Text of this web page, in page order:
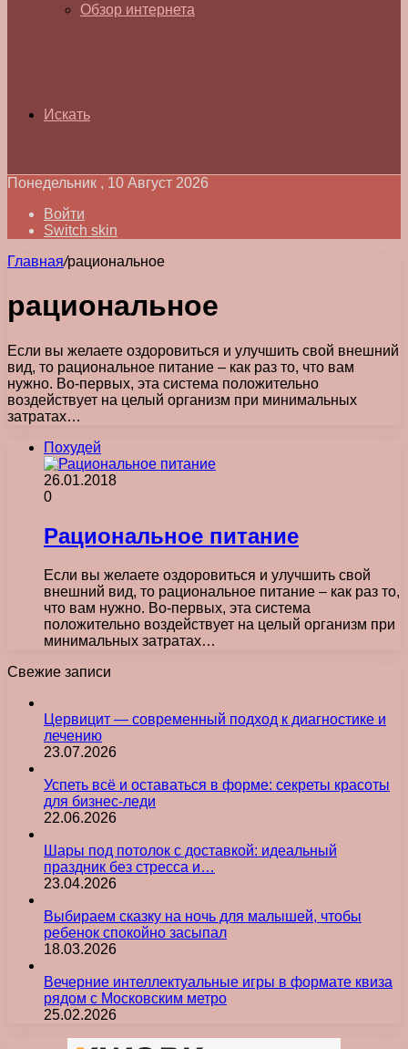
Обзор интернета
Искать
Понедельник , 10 Август 2026
Войти
Switch skin
Главная/рациональное
рациональное
Если вы желаете оздоровиться и улучшить свой внешний
вид, то рациональное питание – как раз то, что вам
нужно. Во-первых, эта система положительно
воздействует на целый организм при минимальных
затратах…
Похудей
26.01.2018
0
Рациональное питание
Если вы желаете оздоровиться и улучшить свой
внешний вид, то рациональное питание – как раз то,
что вам нужно. Во-первых, эта система
положительно воздействует на целый организм при
минимальных затратах…
Свежие записи
Цервицит — современный подход к диагностике и
лечению
23.07.2026
Успеть всё и оставаться в форме: секреты красоты
для бизнес-леди
22.06.2026
Шары под потолок с доставкой: идеальный
праздник без стресса и…
23.04.2026
Выбираем сказку на ночь для малышей, чтобы
ребенок спокойно засыпал
18.03.2026
Вечерние интеллектуальные игры в формате квиза
рядом с Московским метро
25.02.2026